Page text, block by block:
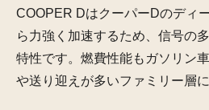
COOPER DはクーパーDのディ
ら力強く加速するため、信号の
特性です。燃費性能もガソリン
や送り迎えが多いファミリー層に